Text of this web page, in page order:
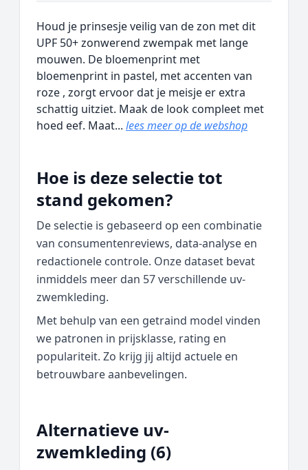
Houd je prinsesje veilig van de zon met dit
UPF 50+ zonwerend zwempak met lange
mouwen. De bloemenprint met
bloemenprint in pastel, met accenten van
roze , zorgt ervoor dat je meisje er extra
schattig uitziet. Maak de look compleet met
hoed eef. Maat... lees meer op de webshop
Hoe is deze selectie tot
stand gekomen?
De selectie is gebaseerd op een combinatie
van consumentenreviews, data‑analyse en
redactionele controle. Onze dataset bevat
inmiddels meer dan 57 verschillende uv-
zwemkleding.
Met behulp van een getraind model vinden
we patronen in prijsklasse, rating en
populariteit. Zo krijg jij altijd actuele en
betrouwbare aanbevelingen.
Alternatieve uv-
zwemkleding (6)